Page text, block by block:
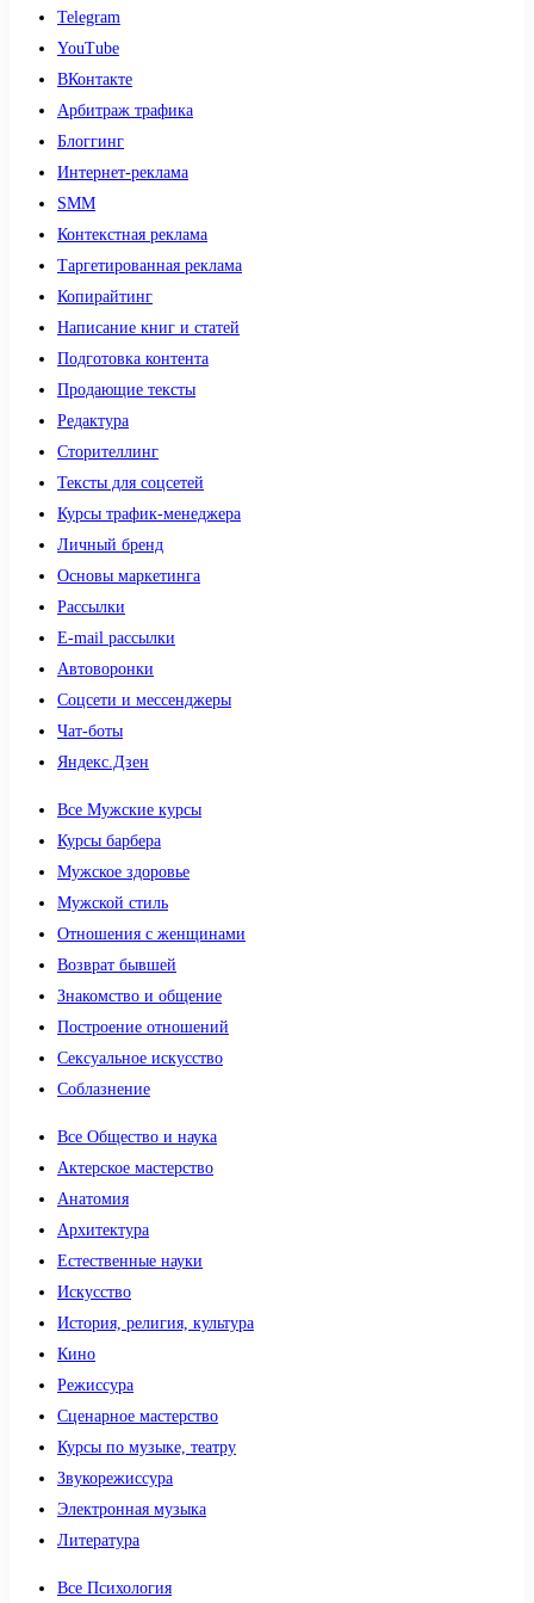
Telegram
YouTube
ВКонтакте
Арбитраж трафика
Блоггинг
Интернет-реклама
SMM
Контекстная реклама
Таргетированная реклама
Копирайтинг
Написание книг и статей
Подготовка контента
Продающие тексты
Редактура
Сторителлинг
Тексты для соцсетей
Курсы трафик-менеджера
Личный бренд
Основы маркетинга
Рассылки
E-mail рассылки
Автоворонки
Соцсети и мессенджеры
Чат-боты
Яндекс.Дзен
Все Мужские курсы
Курсы барбера
Мужское здоровье
Мужской стиль
Отношения с женщинами
Возврат бывшей
Знакомство и общение
Построение отношений
Сексуальное искусство
Соблазнение
Все Общество и наука
Актерское мастерство
Анатомия
Архитектура
Естественные науки
Искусство
История, религия, культура
Кино
Режиссура
Сценарное мастерство
Курсы по музыке, театру
Звукорежиссура
Электронная музыка
Литература
Все Психология